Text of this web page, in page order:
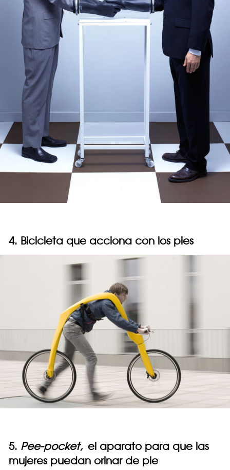
4. Bicicleta que acciona con los pies
5. Pee-pocket, el aparato para que las
mujeres puedan orinar de pie